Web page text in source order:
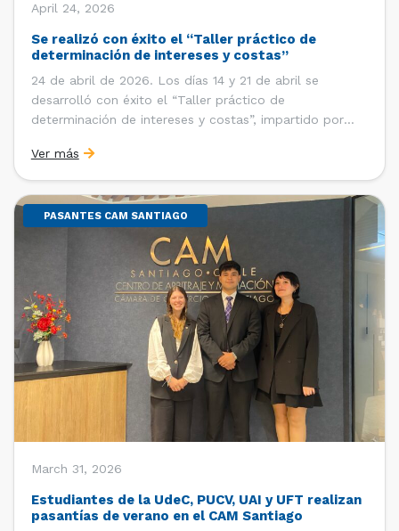
April 24, 2026
Se realizó con éxito el “Taller práctico de
determinación de intereses y costas”
24 de abril de 2026. Los días 14 y 21 de abril se
desarrolló con éxito el “Taller práctico de
determinación de intereses y costas”, impartido por
Universidad Católica de Chile y Magíster en Economía
de la Universidad de Chicago) y María Luisa Petitpas
[…]
Ver más
PASANTES CAM SANTIAGO
March 31, 2026
Estudiantes de la UdeC, PUCV, UAI y UFT realizan
pasantías de verano en el CAM Santiago